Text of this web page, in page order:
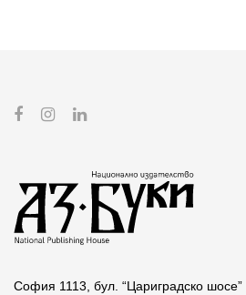
София 1113, бул. “Цариградско